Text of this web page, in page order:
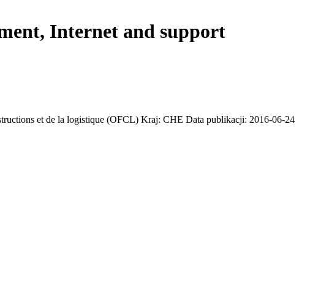
Internet and support
et de la logistique (OFCL) Kraj: CHE Data publikacji: 2016-06-24